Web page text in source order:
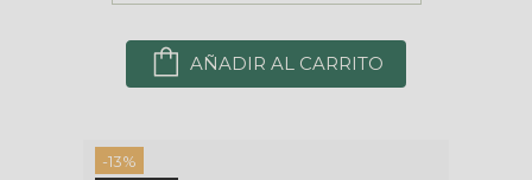
AÑADIR AL CARRITO
-13%